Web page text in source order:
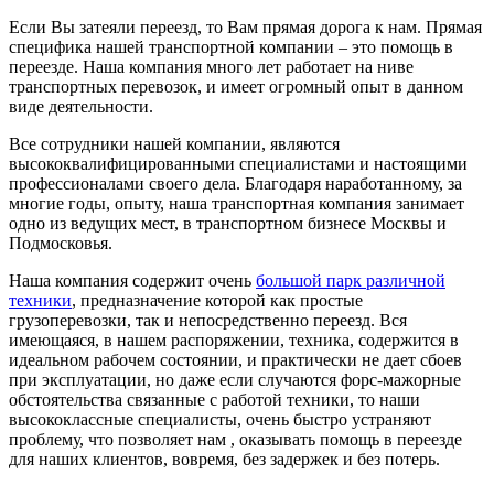
Если Вы затеяли переезд, то Вам прямая дорога к нам. Прямая
специфика нашей транспортной компании – это помощь в
переезде. Наша компания много лет работает на ниве
транспортных перевозок, и имеет огромный опыт в данном
виде деятельности.
Все сотрудники нашей компании, являются
высококвалифицированными специалистами и настоящими
профессионалами своего дела. Благодаря наработанному, за
многие годы, опыту, наша транспортная компания занимает
одно из ведущих мест, в транспортном бизнесе Москвы и
Подмосковья.
Наша компания содержит очень большой парк различной
техники, предназначение которой как простые
грузоперевозки, так и непосредственно переезд. Вся
имеющаяся, в нашем распоряжении, техника, содержится в
идеальном рабочем состоянии, и практически не дает сбоев
при эксплуатации, но даже если случаются форс-мажорные
обстоятельства связанные с работой техники, то наши
высококлассные специалисты, очень быстро устраняют
проблему, что позволяет нам , оказывать помощь в переезде
для наших клиентов, вовремя, без задержек и без потерь.